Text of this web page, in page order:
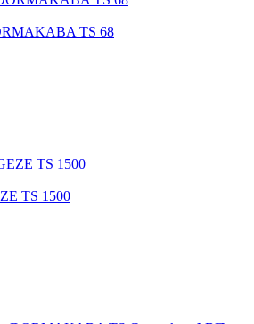
TS 68
TS 1500